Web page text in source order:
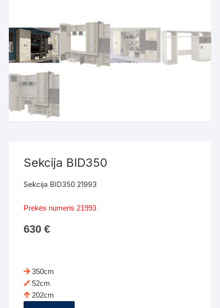
Sekcija BID350
Sekcija BID350 21993
Prekės numeris 21993
630€
350cm
52cm
202cm